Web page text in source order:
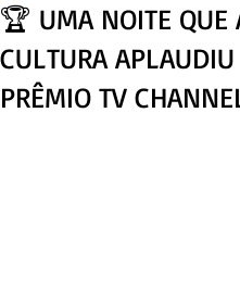
🏆 UMA NOITE QUE
CULTURA
PRÊMIO TV